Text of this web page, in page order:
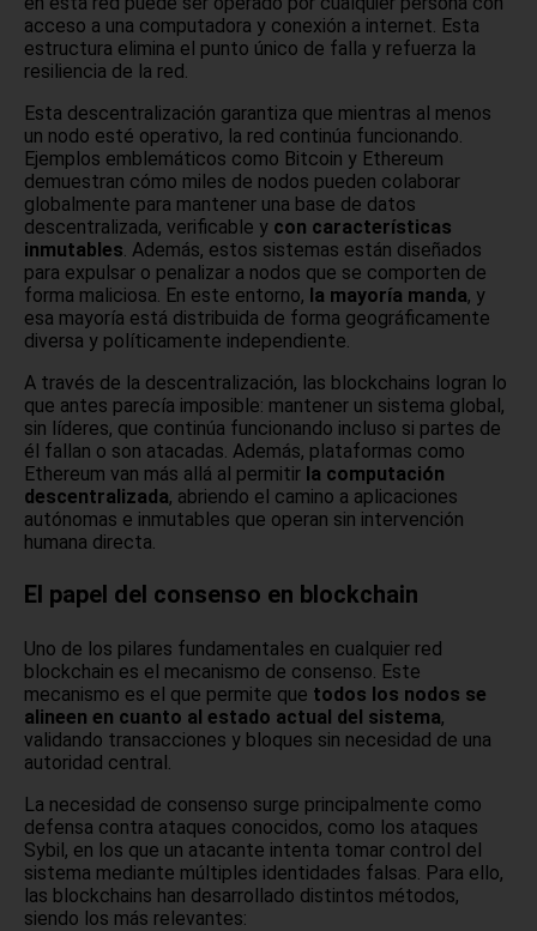
acceso a una computadora y conexión a internet. Esta
estructura elimina el punto único de falla y refuerza la
resiliencia de la red.
Esta descentralización garantiza que mientras al menos
un nodo esté operativo, la red continúa funcionando.
Ejemplos emblemáticos como Bitcoin y Ethereum
demuestran cómo miles de nodos pueden colaborar
globalmente para mantener una base de datos
descentralizada, verificable y con características
inmutables. Además, estos sistemas están diseñados
para expulsar o penalizar a nodos que se comporten de
forma maliciosa. En este entorno, la mayoría manda, y
esa mayoría está distribuida de forma geográficamente
diversa y políticamente independiente.
A través de la descentralización, las blockchains logran lo
que antes parecía imposible: mantener un sistema global,
sin líderes, que continúa funcionando incluso si partes de
él fallan o son atacadas. Además, plataformas como
Ethereum van más allá al permitir la computación
descentralizada, abriendo el camino a aplicaciones
autónomas e inmutables que operan sin intervención
humana directa.
El papel del consenso en blockchain
Uno de los pilares fundamentales en cualquier red
blockchain es el mecanismo de consenso. Este
mecanismo es el que permite que todos los nodos se
alineen en cuanto al estado actual del sistema,
validando transacciones y bloques sin necesidad de una
autoridad central.
La necesidad de consenso surge principalmente como
defensa contra ataques conocidos, como los ataques
Sybil, en los que un atacante intenta tomar control del
sistema mediante múltiples identidades falsas. Para ello,
las blockchains han desarrollado distintos métodos,
siendo los más relevantes: